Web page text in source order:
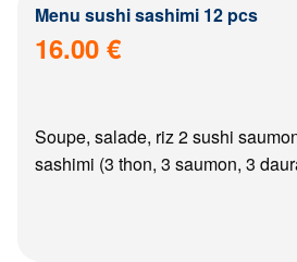
Menu sushi sashimi 12 pcs
16.00 €
Soupe, salade, riz 2 sushi
sashimi (3 thon, 3 saumon, 3